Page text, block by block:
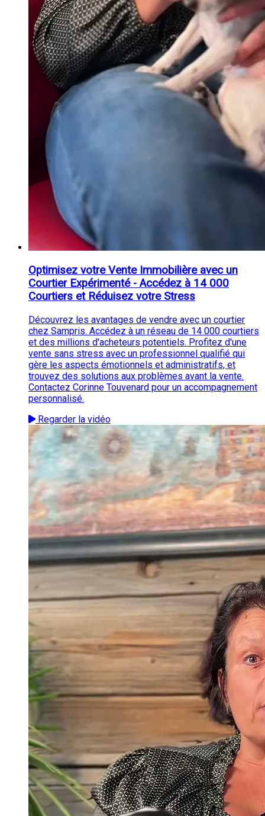
Optimisez votre Vente Immobilière avec un
Courtier Expérimenté - Accédez à 14 000
Courtiers et Réduisez votre Stress
Découvrez les avantages de vendre avec un courtier
chez Sampris. Accédez à un réseau de 14 000 courtiers
et des millions d'acheteurs potentiels. Profitez d'une
vente sans stress avec un professionnel qualifié qui
gère les aspects émotionnels et administratifs, et
trouvez des solutions aux problèmes avant la vente.
Contactez Corinne Touvenard pour un accompagnement
personnalisé.
Regarder la vidéo